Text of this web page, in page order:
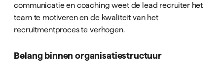
communicatie en coaching weet de lead recruiter het
team te motiveren en de kwaliteit van het
recruitmentproces te verhogen.
Belang binnen organisatiestructuur